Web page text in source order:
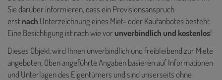
Sie darüber informieren, dass ein Provisionsanspruch
erstnach Unterzeichnung eines Miet- oder Kaufanbotes besteht.
Eine Besichtigung ist nach wie vorunverbindlich und kostenlos!
Dieses Objekt wird Ihnen unverbindlich und freibleibend zur Miete
angeboten. Oben angeführte Angaben basieren auf Informationen
und Unterlagen des Eigentümers und sind unserseits ohne